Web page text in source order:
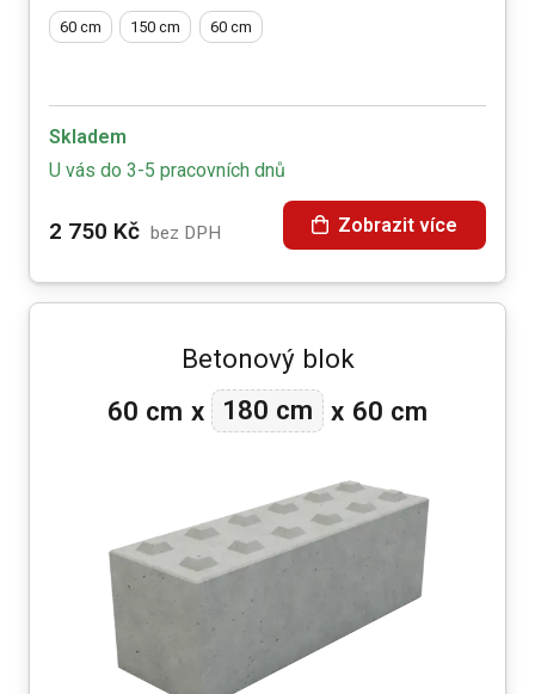
60 cm 150 cm 60 cm
Skladem
U vás do 3-5 pracovních dnů
2 750 Kč bez DPH Zobrazit více
Betonový blok
60 cm x 180 cm x 60 cm